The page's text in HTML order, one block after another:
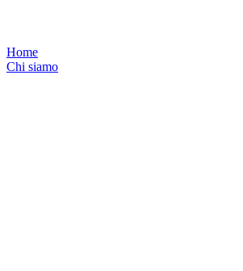
Home
Chi siamo